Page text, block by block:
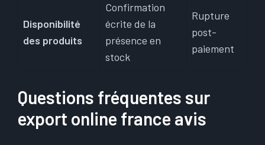
Disponibilité
des produits
Confirmation
écrite de la
présence en
stock
Rupture
post-
paiement
Questions fréquentes sur
export online france avis